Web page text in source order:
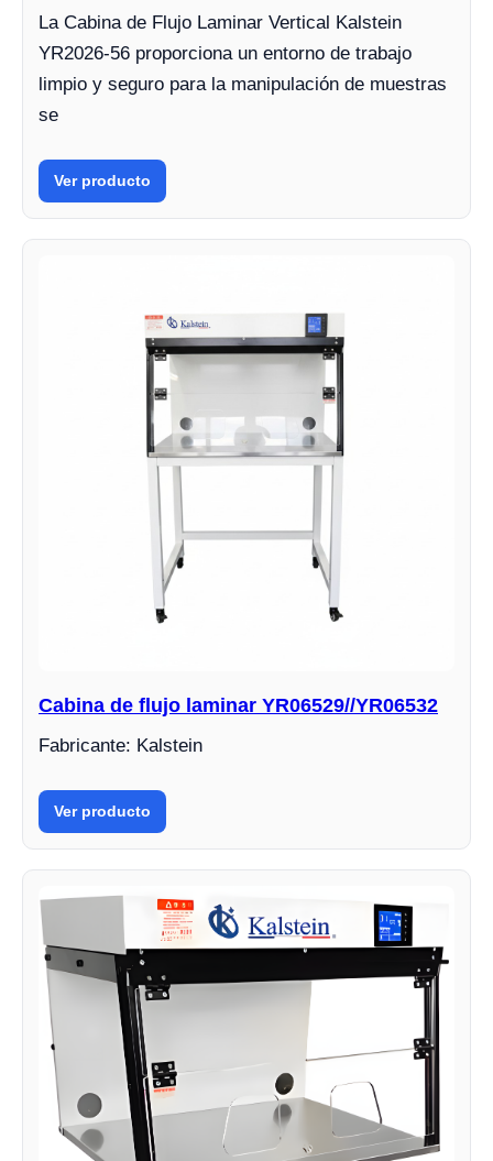
La Cabina de Flujo Laminar Vertical Kalstein
YR2026-56 proporciona un entorno de trabajo
limpio y seguro para la manipulación de muestras
se
Ver producto
Cabina de flujo laminar YR06529//YR06532
Fabricante: Kalstein
Ver producto